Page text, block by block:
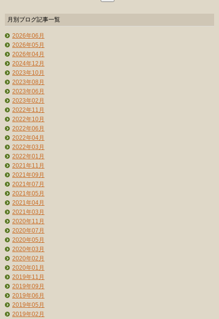
月別ブログ記事一覧
2026年06月
2026年05月
2026年04月
2024年12月
2023年10月
2023年08月
2023年06月
2023年02月
2022年11月
2022年10月
2022年06月
2022年04月
2022年03月
2022年01月
2021年11月
2021年09月
2021年07月
2021年05月
2021年04月
2021年03月
2020年11月
2020年07月
2020年05月
2020年03月
2020年02月
2020年01月
2019年11月
2019年09月
2019年06月
2019年05月
2019年02月